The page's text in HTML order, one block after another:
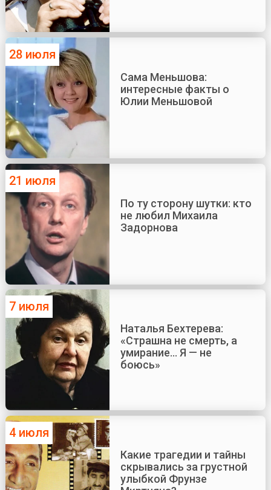
28 июля
Сама Меньшова:
интересные факты о
Юлии Меньшовой
21 июля
По ту сторону шутки: кто
не любил Михаила
Задорнова
7 июля
Наталья Бехтерева:
«Страшна не смерть, а
умирание... Я — не
боюсь»
4 июля
Какие трагедии и тайны
скрывались за грустной
улыбкой Фрунзе